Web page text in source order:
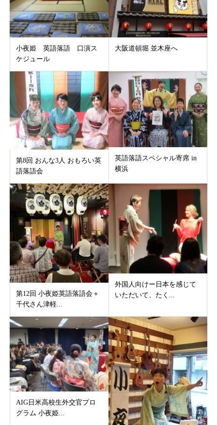
小夜姫 英語落語 口演ス
ケジュール
大阪道頓堀 並木座へ
第8回 おんな3人 おもろい英
語落語会
英語落語スペシャル寄席 in
横浜
第12回 小夜姫英語落語会＋
千代さん津軽...
外国人向けー日本を感じて
いただいて、たく...
AIG日米高校生外交官プロ
グラム 小夜姫...